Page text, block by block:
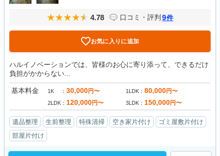
4.78 口コミ・評判 9件
お気に入りに追加
ハルイノベーションでは、皆様のお心に寄り添って、できるだけ
負担がかからない...
基本料金 1K 30,000円〜 1LDK 80,000円〜
2LDK 120,000円〜 3LDK 150,000円〜
遺品整理 生前整理 特殊清掃 空き家片付け
ゴミ屋敷片付け
部屋片付け